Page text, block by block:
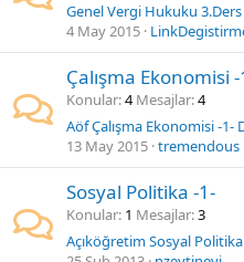
Genel Vergi Hukuku
4 May 2015
Çalışma Ekonomisi
Konular 4 Mesajlar 4
Aöf Çalışma Ekonomisi -1-
13 May 2015 tremendous
Sosyal Politika -1-
Konular 1 Mesajlar 3
Açıköğretim Sosyal